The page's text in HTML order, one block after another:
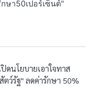
ษา50เปอร์เซ็นต์"
ดนโยบายเอาใจทาส
ว์รัฐ" ลดค่ารักษา 50%